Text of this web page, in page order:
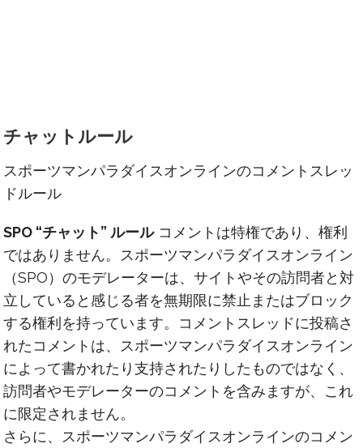
チャットルール
スポーツマンパラダイスオンラインのコメントスレッ
ドルール
SPO “チャット” ルールコメントは特権であり、権利
ではありません。スポーツマンパラダイスオンライン
（SPO）のモデレーターは、サイトやその訪問者と対
立していると感じる者を無期限に禁止またはブロック
する権利を持っています。コメントスレッドに投稿さ
れたコメントは、スポーツマンパラダイスオンライン
によって書かれたり支持されたりしたものではなく、
訪問者やモデレーターのコメントを含みますが、これ
に限定されません。
さらに、スポーツマンパラダイスオンラインのコメン